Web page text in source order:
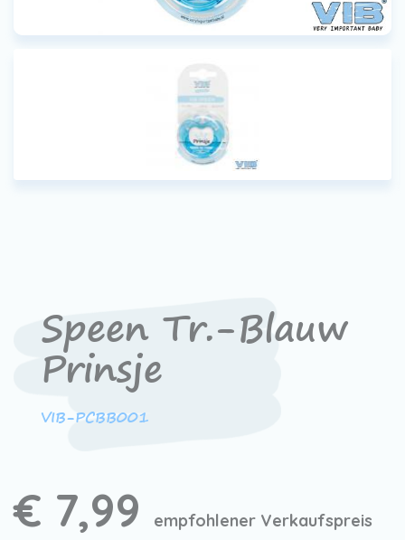
Speen Tr.-Blauw
Prinsje
VIB-PCBB001
€ 7,99 empfohlener Verkaufspreis